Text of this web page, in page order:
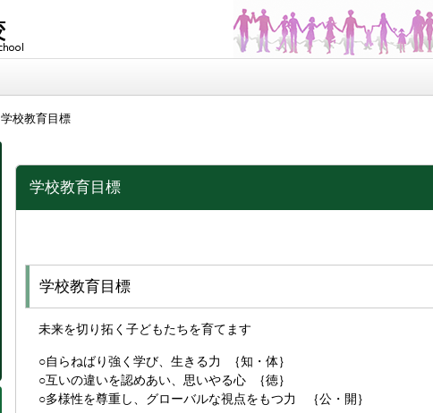
学校教育目標
学校教育目標
学校教育目標
未来を切り拓く子どもたちを育てます
○自らねばり強く学び、生きる力 ｛知・体｝
○互いの違いを認めあい、思いやる心 ｛徳｝
○多様性を尊重し、グローバルな視点をもつ力 ｛公・開｝